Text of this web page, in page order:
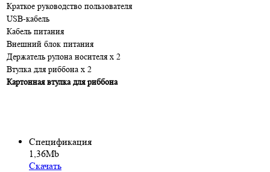
Краткое руководство пользователя
USB-кабель
Кабель питания
Внешний блок питания
Держатель рулона носителя x 2
Втулка для риббона x 2
Картонная втулка для риббона
Спецификация
1,36Mb
Скачать